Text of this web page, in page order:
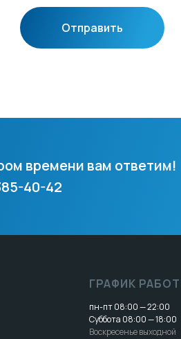
Отправить
времени вам ответим!
40-42
ГРАФИК
пн-пт 08:00 — 22:00
Суббота 08:00 — 18:00
Воскресенье выходной